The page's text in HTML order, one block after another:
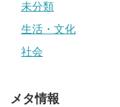
未分類
生活・文化
社会
メタ情報